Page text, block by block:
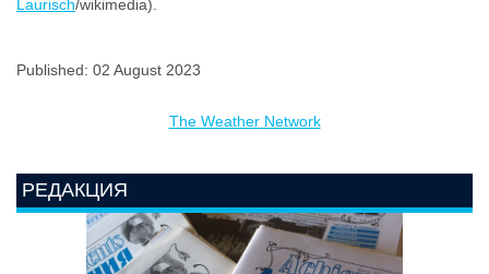
Laurisch/wikimedia).
Published: 02 August 2023
The Weather Network
РЕДАКЦИЯ